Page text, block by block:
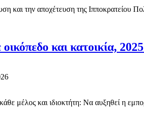
και την αποχέτευση της Ιπποκρατείου
και κατοικία,
μέλος και ιδιοκτήτη: Να αυξηθεί η